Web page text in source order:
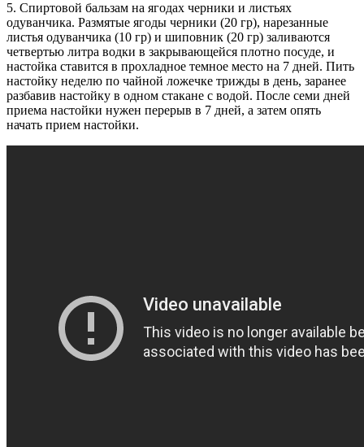
5. Спиртовой бальзам на ягодах черники и листьях
одуванчика. Размятые ягоды черники (20 гр), нарезанные
листья одуванчика (10 гр) и шиповник (20 гр) заливаются
четвертью литра водки в закрывающейся плотно посуде, и
настойка ставится в прохладное темное место на 7 дней. Пить
настойку неделю по чайной ложечке трижды в день, заранее
разбавив настойку в одном стакане с водой. После семи дней
приема настойки нужен перерыв в 7 дней, а затем опять
начать прием настойки.